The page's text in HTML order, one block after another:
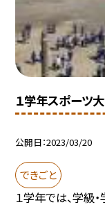
１学年スポーツ
公開日 2023/03/20
できごと
１学年では、学級